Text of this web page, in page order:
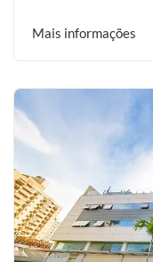
Mais informações